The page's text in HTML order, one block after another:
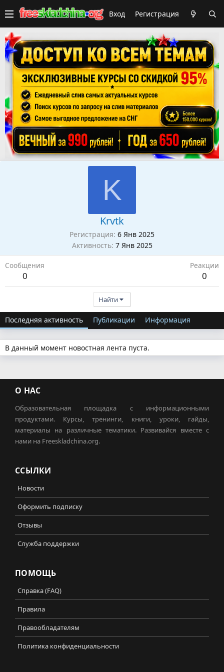
Вход Регистрация
K
Krvtk
Регистрация 6 Янв 2025
Активность 7 Янв 2025
Сообщения
0
Реакции
0
Найти
Последняя активность Публикации Информация
В данный момент новостная лента пуста.
О НАС
Образовательная площадка с информационными
продуктами. Курсы, тренинги, книги, уроки, гайды,
материалы на различные тематики. Развивайся вместе с
нами на Freeskladchina.org.
ССЫЛКИ
Новости
Оформить подписку
Отзывы
Служба поддержки
ПОМОЩЬ
Справка (FAQ)
Правила
Правообладателям
Политика конфиденциальности